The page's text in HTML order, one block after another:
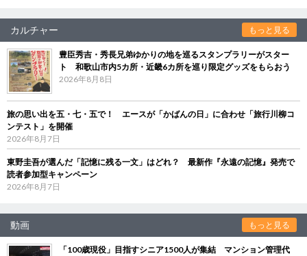
カルチャー もっと見る
豊臣秀吉・秀長兄弟ゆかりの地を巡るスタンプラリーがスター
ト 和歌山市内5カ所・近畿6カ所を巡り限定グッズをもらおう
2026年8月8日
旅の思い出を五・七・五で！ エースが「かばんの日」に合わせ「旅行川柳コ
ンテスト」を開催
2026年8月7日
東野圭吾が選んだ「記憶に残る一文」はどれ？ 最新作『永遠の記憶』発売で
読者参加型キャンペーン
2026年8月7日
動画 もっと見る
「100歳現役」目指すシニア1500人が集結 マンション管理代